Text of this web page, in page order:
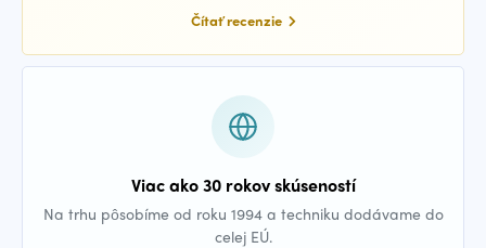
Čítať recenzie
Viac ako 30 rokov skúseností
Na trhu pôsobíme od roku 1994 a techniku dodávame do
celej EÚ.